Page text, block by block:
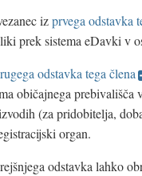
izprvega odstavka
prek sistema eDavki v
odstavka tega člena
običajnega
(za pridobitelja,
organ.
odstavka lahko